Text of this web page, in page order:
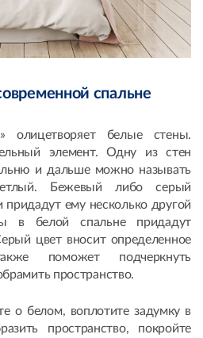
спальне
олицетворяет белые стены.
элемент. Одну из стен
и дальше можно называть
Бежевый либо серый
придадут ему несколько другой
в белой спальне придадут
цвет вносит определенное
поможет подчеркнуть
пространство.
о белом, воплотите задумку в
пространство, покройте